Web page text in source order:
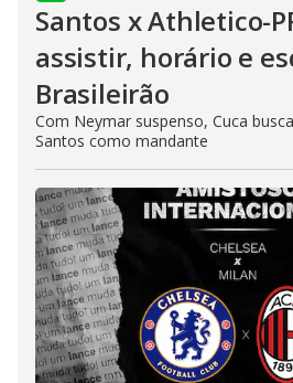
Santos x Athletico-
assistir, horário e
Brasileirão
Com Neymar suspenso, Cuca
Santos como mandante